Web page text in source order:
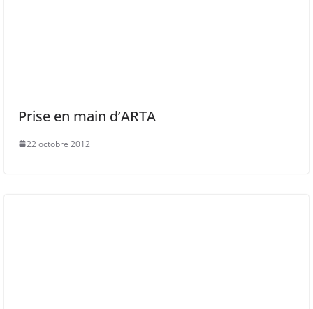
Prise en main d’ARTA
22 octobre 2012